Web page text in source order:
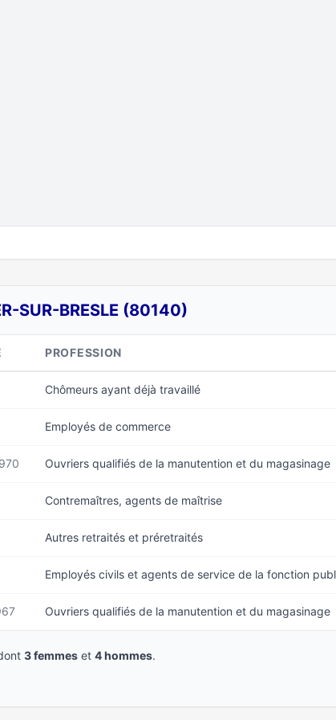
SUR-BRESLE (80140)
PROFESSION
Chômeurs ayant déjà travaillé
Employés de commerce
Ouvriers qualifiés de la manutention et du magasinage
Contremaîtres, agents de maîtrise
Autres retraités et préretraités
Employés civils et agents de service de la fonction
Ouvriers qualifiés de la manutention et du magasinage
3 femmes et 4 hommes.